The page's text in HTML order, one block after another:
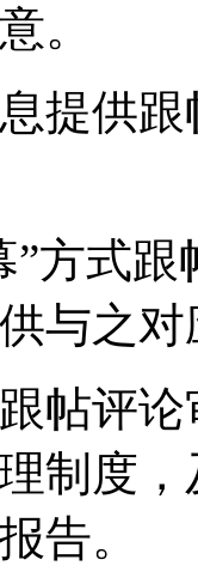
。
提供
”方式
与之
帖评
制度
告。